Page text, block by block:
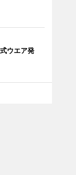
ウエア発